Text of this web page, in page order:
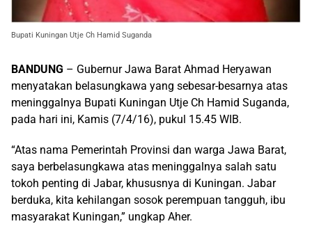
Bupati Kuningan Utje Ch Hamid Suganda
BANDUNG – Gubernur Jawa Barat Ahmad Heryawan
menyatakan belasungkawa yang sebesar-besarnya atas
meninggalnya Bupati Kuningan Utje Ch Hamid Suganda,
pada hari ini, Kamis (7/4/16), pukul 15.45 WIB.
“Atas nama Pemerintah Provinsi dan warga Jawa Barat,
saya berbelasungkawa atas meninggalnya salah satu
tokoh penting di Jabar, khususnya di Kuningan. Jabar
berduka, kita kehilangan sosok perempuan tangguh, ibu
masyarakat Kuningan,” ungkap Aher.